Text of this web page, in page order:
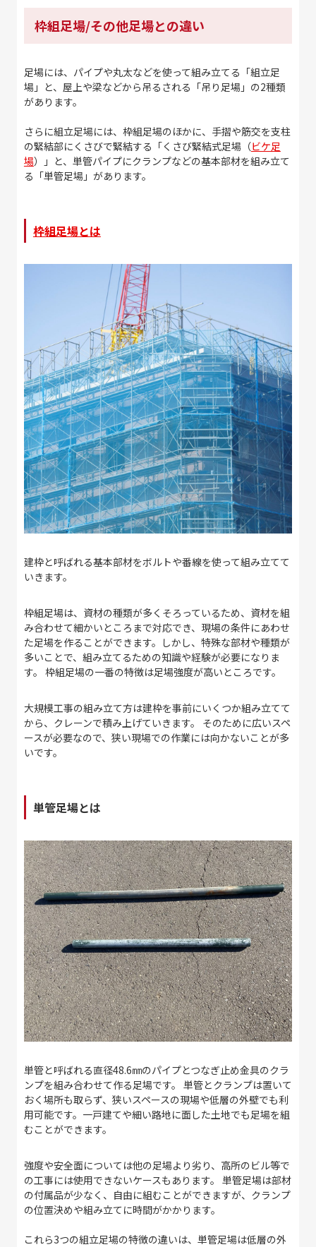
枠組足場/その他足場との違い
足場には、パイプや丸太などを使って組み立てる「組立足
場」と、屋上や梁などから吊るされる「吊り足場」の2種類
があります。
さらに組立足場には、枠組足場のほかに、手摺や筋交を支柱
の緊結部にくさびで緊結する「くさび緊結式足場（ビケ足
場）」と、単管パイプにクランプなどの基本部材を組み立て
る「単管足場」があります。
枠組足場とは
建枠と呼ばれる基本部材をボルトや番線を使って組み立てて
いきます。
枠組足場は、資材の種類が多くそろっているため、資材を組
み合わせて細かいところまで対応でき、現場の条件にあわせ
た足場を作ることができます。しかし、特殊な部材や種類が
多いことで、組み立てるための知識や経験が必要になりま
す。 枠組足場の一番の特徴は足場強度が高いところです。
大規模工事の組み立て方は建枠を事前にいくつか組み立てて
から、クレーンで積み上げていきます。 そのために広いスペ
ースが必要なので、狭い現場での作業には向かないことが多
いです。
単管足場とは
単管と呼ばれる直径48.6㎜のパイプとつなぎ止め金具のクラ
ンプを組み合わせて作る足場です。 単管とクランプは置いて
おく場所も取らず、狭いスペースの現場や低層の外壁でも利
用可能です。一戸建てや細い路地に面した土地でも足場を組
むことができます。
強度や安全面については他の足場より劣り、高所のビル等で
の工事には使用できないケースもあります。 単管足場は部材
の付属品が少なく、自由に組むことができますが、クランプ
の位置決めや組み立てに時間がかかります。
これら3つの組立足場の特徴の違いは、単管足場は低層の外